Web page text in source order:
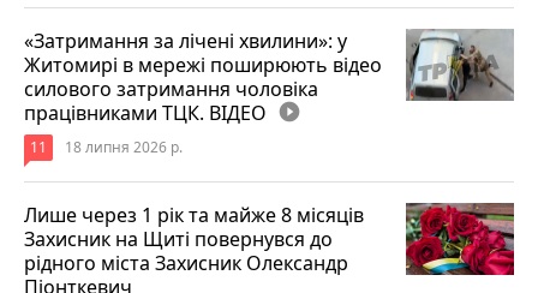
«Затримання за лічені хвилини»: у
Житомирі в мережі поширюють відео
силового затримання чоловіка
працівниками ТЦК. ВІДЕО play_circle_filled
11 18 липня 2026 р.
Лише через 1 рік та майже 8 місяців
Захисник на Щиті повернувся до
рідного міста Захисник Олександр
Піонткевич